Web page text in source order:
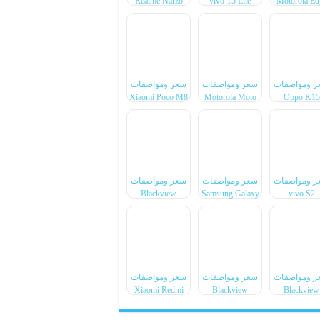
ومواصفات
Oppo K15
سعر ومواصفات
Motorola Moto
سعر ومواصفات
Xiaomi Poco M8
ومواصفات
vivo S2
سعر ومواصفات
Samsung Galaxy
سعر ومواصفات
Blackview
ومواصفات
Blackview
سعر ومواصفات
Blackview
سعر ومواصفات
Xiaomi Redmi
Max